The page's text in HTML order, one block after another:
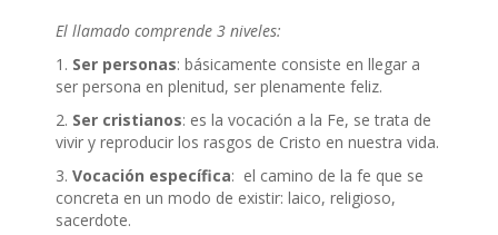
El llamado comprende 3 niveles:
1. Ser personas: básicamente consiste en llegar a
ser persona en plenitud, ser plenamente feliz.
2. Ser cristianos: es la vocación a la Fe, se trata de
vivir y reproducir los rasgos de Cristo en nuestra vida.
3. Vocación específica: el camino de la fe que se
concreta en un modo de existir: laico, religioso,
sacerdote.